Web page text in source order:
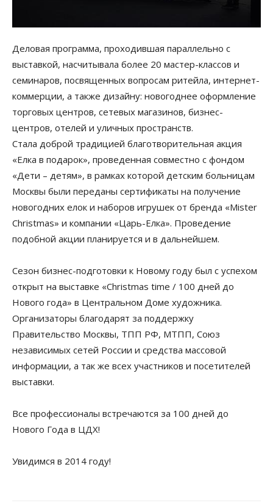
Деловая программа, проходившая параллельно с
выставкой, насчитывала более 20 мастер-классов и
семинаров, посвященных вопросам ритейла, интернет-
коммерции, а также дизайну: новогоднее оформление
торговых центров, сетевых магазинов, бизнес-
центров, отелей и уличных пространств.
Стала доброй традицией благотворительная акция
«Елка в подарок», проведенная совместно с фондом
«Дети – детям», в рамках которой детским больницам
Москвы были переданы сертификаты на получение
новогодних елок и наборов игрушек от бренда «Mister
Christmas» и компании «Царь-Елка». Проведение
подобной акции планируется и в дальнейшем.
Сезон бизнес-подготовки к Новому году был с успехом
открыт на выставке «Christmas time / 100 дней до
Нового года» в Центральном Доме художника.
Организаторы благодарят за поддержку
Правительство Москвы, ТПП РФ, МТПП, Союз
независимых сетей России и средства массовой
информации, а так же всех участников и посетителей
выставки.
Все профессионалы встречаются за 100 дней до
Нового Года в ЦДХ!
Увидимся в 2014 году!